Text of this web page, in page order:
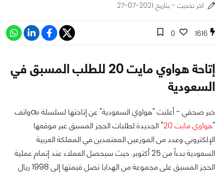
اخر تحديث - بتاريخ 2021-07-27
1616
0
إتاحة هواوي مايت 20 للطلب المسبق في
السعودية
خبر صحفي - أعلنت "هواوي السعودية" عن إتاحتها لسلسلة هaواتف
"هواوي مايت 20
" الجديدة لطلبات الحجز المسبق عبر موقعها
الإلكتروني وعدد من الموزعين المعتمدين في المملكة العربية
السعودية بدءاً من 25 أكتوبر. حيث سيحصل العملاء عند إتمام عملية
الحجز المسبق على مجموعة من الهدايا تصل قيمتها إلى 1998 ريال